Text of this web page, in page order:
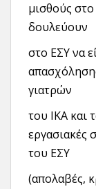
μισθούς
δουλεύουν
στο ΕΣΥ να
γιατρών
του ΙΚΑ και
εργασιακές
του ΕΣΥ
(απολαβές,